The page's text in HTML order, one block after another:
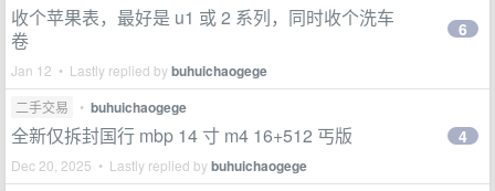
收个苹果表，最好是 u1 或 2 系列，同时收个洗车
卷
Jan 12 • Lastly replied bybuhuichaogege
6
二手交易 • buhuichaogege
全新仅拆封国行 mbp 14 寸 m4 16+512 丐版
Dec 20, 2025 • Lastly replied bybuhuichaogege
4